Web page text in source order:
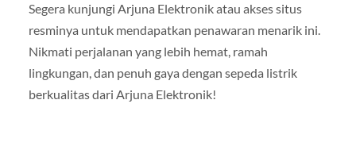
Segera kunjungi Arjuna Elektronik atau akses situs
resminya untuk mendapatkan penawaran menarik ini.
Nikmati perjalanan yang lebih hemat, ramah
lingkungan, dan penuh gaya dengan sepeda listrik
berkualitas dari Arjuna Elektronik!